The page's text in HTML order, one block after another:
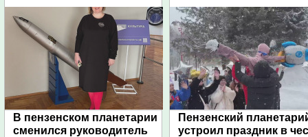
В пензенском планетарии
сменился руководитель
Пензенский
устроил праздник в